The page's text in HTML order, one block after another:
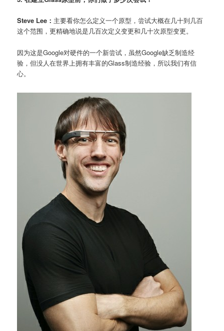
Steve Lee： 主要看你怎么定义一个原型，尝试大概在几十到几百
这个范围，更精确地说是几百次定义变更和几十次原型变更。
因为这是Google对硬件的一个新尝试，虽然Google缺乏制造经
验，但没人在世界上拥有丰富的Glass制造经验，所以我们有信
心。